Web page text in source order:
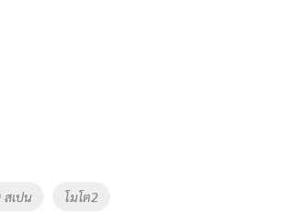
สเปน โมโต2